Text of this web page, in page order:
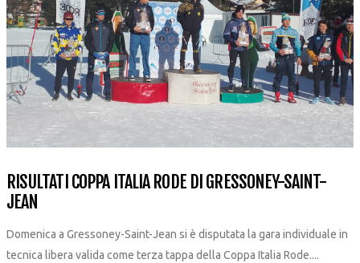
RISULTATI COPPA ITALIA RODE DI GRESSONEY-SAINT-
JEAN
Domenica a Gressoney-Saint-Jean si è disputata la gara individuale in
tecnica libera valida come terza tappa della Coppa Italia Rode....